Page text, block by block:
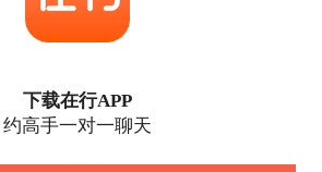
下载在行APP
约高手一对一聊天